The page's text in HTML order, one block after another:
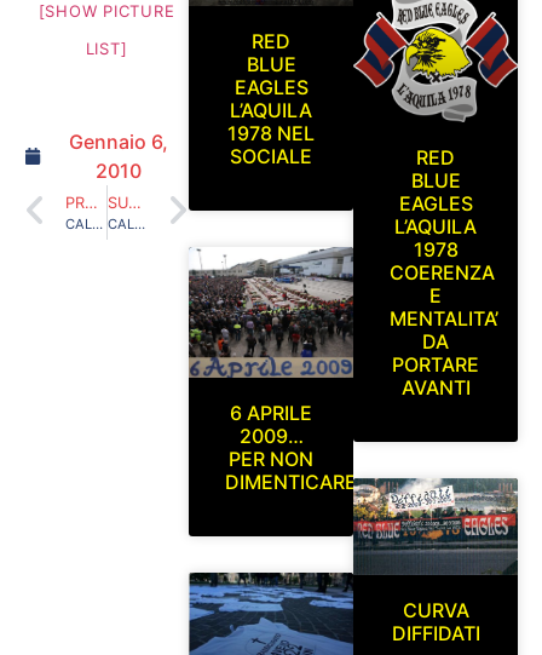
[SHOW PICTURE
LIST]
Gennaio 6,
2010
PRECEDENTE
CALENDARIO VENTICINQUENNALE
SUCCESSIVO
CALENDARIO 2010
RED
BLUE
EAGLES
L’AQUILA
1978 NEL
SOCIALE
6 APRILE
2009…
PER NON
DIMENTICARE
RED
BLUE
EAGLES
L’AQUILA
1978
COERENZA
E
MENTALITA’
DA
PORTARE
AVANTI
CURVA
DIFFIDATI